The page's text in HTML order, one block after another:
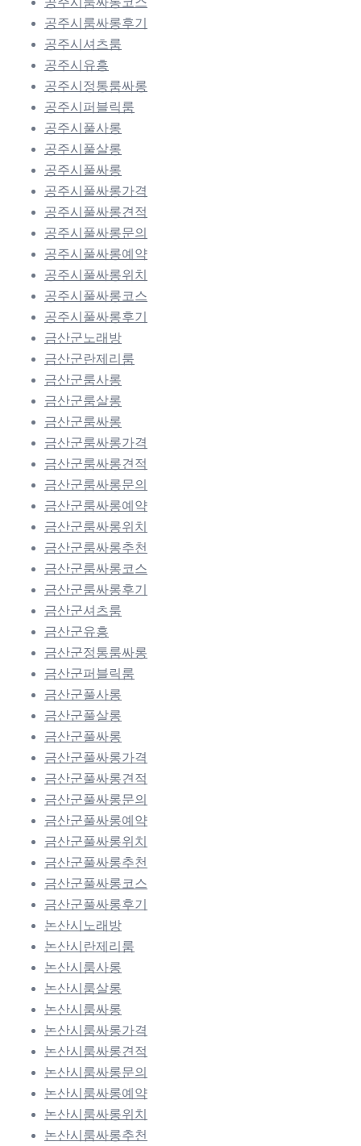
공주시룸싸롱후기
공주시셔츠룸
공주시유흥
공주시정통룸싸롱
공주시퍼블릭룸
공주시풀사롱
공주시풀살롱
공주시풀싸롱
공주시풀싸롱가격
공주시풀싸롱견적
공주시풀싸롱문의
공주시풀싸롱예약
공주시풀싸롱위치
공주시풀싸롱코스
공주시풀싸롱후기
금산군노래방
금산군란제리룸
금산군룸사롱
금산군룸살롱
금산군룸싸롱
금산군룸싸롱가격
금산군룸싸롱견적
금산군룸싸롱문의
금산군룸싸롱예약
금산군룸싸롱위치
금산군룸싸롱추천
금산군룸싸롱코스
금산군룸싸롱후기
금산군셔츠룸
금산군유흥
금산군정통룸싸롱
금산군퍼블릭룸
금산군풀사롱
금산군풀살롱
금산군풀싸롱
금산군풀싸롱가격
금산군풀싸롱견적
금산군풀싸롱문의
금산군풀싸롱예약
금산군풀싸롱위치
금산군풀싸롱추천
금산군풀싸롱코스
금산군풀싸롱후기
논산시노래방
논산시란제리룸
논산시룸사롱
논산시룸살롱
논산시룸싸롱
논산시룸싸롱가격
논산시룸싸롱견적
논산시룸싸롱문의
논산시룸싸롱예약
논산시룸싸롱위치
논산시룸싸롱추천